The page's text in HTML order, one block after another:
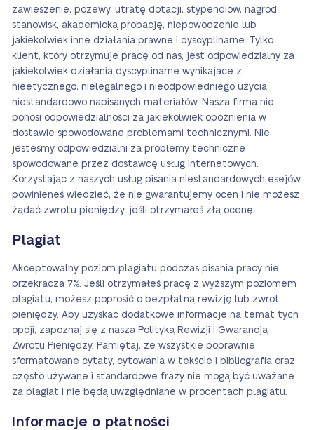
zawieszenie, pozewy, utratę dotacji, stypendiów, nagród,
stanowisk, akademicką probację, niepowodzenie lub
jakiekolwiek inne działania prawne i dyscyplinarne. Tylko
klient, który otrzymuje pracę od nas, jest odpowiedzialny za
jakiekolwiek działania dyscyplinarne wynikające z
nieetycznego, nielegalnego i nieodpowiedniego użycia
niestandardowo napisanych materiałów. Nasza firma nie
ponosi odpowiedzialności za jakiekolwiek opóźnienia w
dostawie spowodowane problemami technicznymi. Nie
jesteśmy odpowiedzialni za problemy techniczne
spowodowane przez dostawcę usług internetowych.
Korzystając z naszych usług pisania niestandardowych esejów,
powinieneś wiedzieć, że nie gwarantujemy ocen i nie możesz
żądać zwrotu pieniędzy, jeśli otrzymałeś złą ocenę.
Plagiat
Akceptowalny poziom plagiatu podczas pisania pracy nie
przekracza 7%. Jeśli otrzymałeś pracę z wyższym poziomem
plagiatu, możesz poprosić o bezpłatną rewizję lub zwrot
pieniędzy. Aby uzyskać dodatkowe informacje na temat tych
opcji, zapoznaj się z naszą Polityką Rewizji i Gwarancją
Zwrotu Pieniędzy. Pamiętaj, że wszystkie poprawnie
sformatowane cytaty, cytowania w tekście i bibliografia oraz
często używane i standardowe frazy nie mogą być uważane
za plagiat i nie będą uwzględniane w procentach plagiatu.
Informacje o płatności